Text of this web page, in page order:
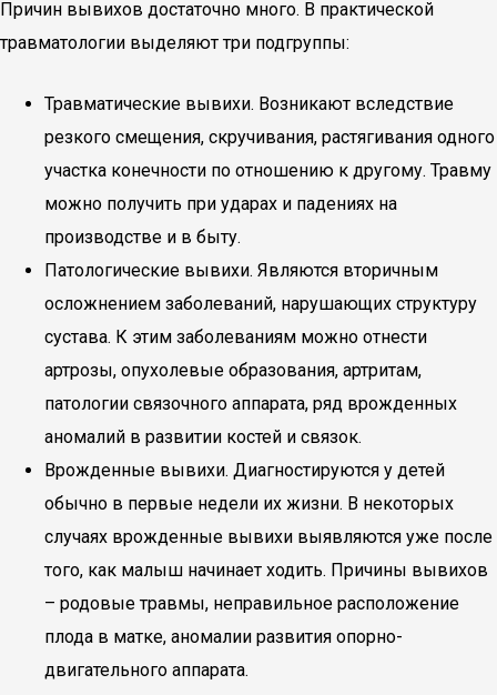
Причин вывихов достаточно много. В практической
травматологии выделяют три подгруппы:
Травматические вывихи. Возникают вследствие
резкого смещения, скручивания, растягивания одного
участка конечности по отношению к другому. Травму
можно получить при ударах и падениях на
производстве и в быту.
Патологические вывихи. Являются вторичным
осложнением заболеваний, нарушающих структуру
сустава. К этим заболеваниям можно отнести
артрозы, опухолевые образования, артритам,
патологии связочного аппарата, ряд врожденных
аномалий в развитии костей и связок.
Врожденные вывихи. Диагностируются у детей
обычно в первые недели их жизни. В некоторых
случаях врожденные вывихи выявляются уже после
того, как малыш начинает ходить. Причины вывихов
– родовые травмы, неправильное расположение
плода в матке, аномалии развития опорно-
двигательного аппарата.